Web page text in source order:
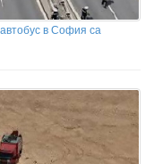
в София са